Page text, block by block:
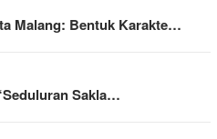
Malang: Bentuk Karakte…
Sakla…